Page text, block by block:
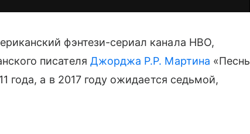
фэнтези-сериал канала HBO,
писателя Джорджа Р.Р. Мартина «Песнь
года, а в 2017 году ожидается седьмой,